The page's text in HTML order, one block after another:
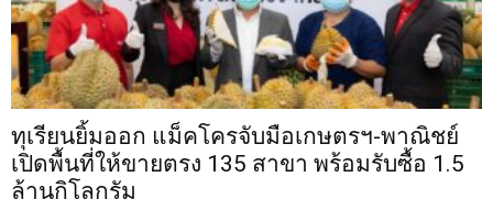
ทุเรียนยิ้มออก แม็คโครจับมือเกษตรฯ-พาณิชย์
เปิดพื้นที่ให้ขายตรง 135 สาขา พร้อมรับซื้อ 1.5
ล้านกิโลกรัม